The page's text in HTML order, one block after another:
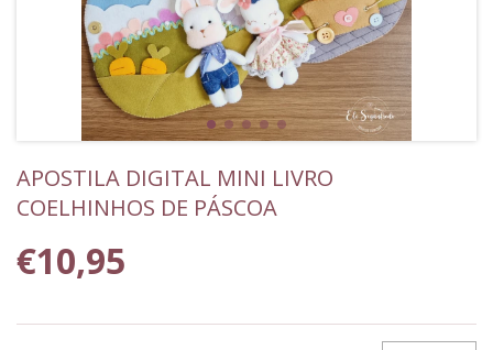
APOSTILA DIGITAL MINI LIVRO
COELHINHOS DE PÁSCOA
€10,95